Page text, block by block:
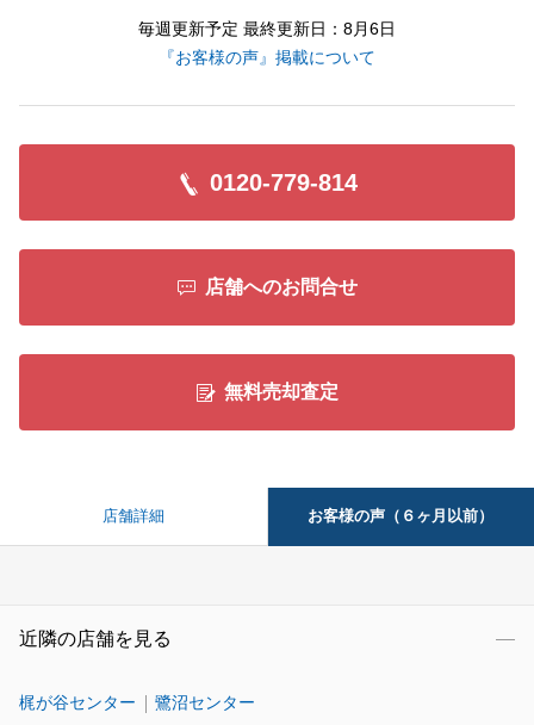
毎週更新予定 最終更新日：8月6日
『お客様の声』掲載について
0120-779-814
店舗へのお問合せ
無料売却査定
店舗詳細 お客様の声（６ヶ月以前）
近隣の店舗を見る
梶が谷センター 鷺沼センター